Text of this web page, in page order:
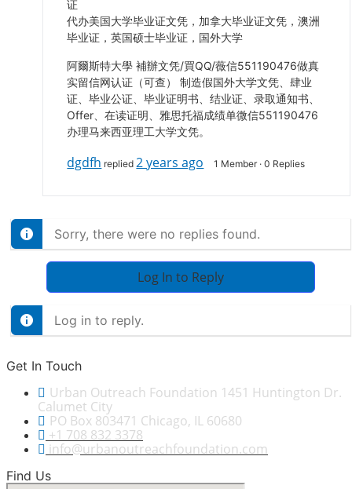
证
代办美国大学毕业证文凭，加拿大毕业证文凭，澳洲
毕业证，英国硕士毕业证，国外大学
阿爾斯特大學 補辦文凭/買QQ/薇信551190476做真
实留信网认证（可查） 制造假国外大学文凭、肆业
证、毕业公证、毕业证明书、结业证、录取通知书、
Offer、在读证明、雅思托福成绩单微信551190476
办理马来西亚理工大学文凭。
dgdfh replied2 years ago 1 Member · 0 Replies
Sorry, there were no replies found.
Log In to Reply
Log in to reply.
Get In Touch
Urban Outreach Foundation 1451 Huntington Dr.
Calumet City
PO Box 803471 Chicago, IL 60680
+1 708 832 3378
info@urbanoutreachfoundation.com
Find Us